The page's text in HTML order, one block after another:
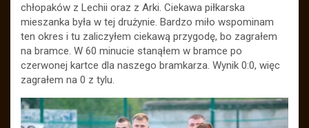
chłopaków z Lechii oraz z Arki. Ciekawa piłkarska
mieszanka była w tej drużynie. Bardzo miło wspominam
ten okres i tu zaliczyłem ciekawą przygodę, bo zagrałem
na bramce. W 60 minucie stanąłem w bramce po
czerwonej kartce dla naszego bramkarza. Wynik 0:0, więc
zagrałem na 0 z tylu.